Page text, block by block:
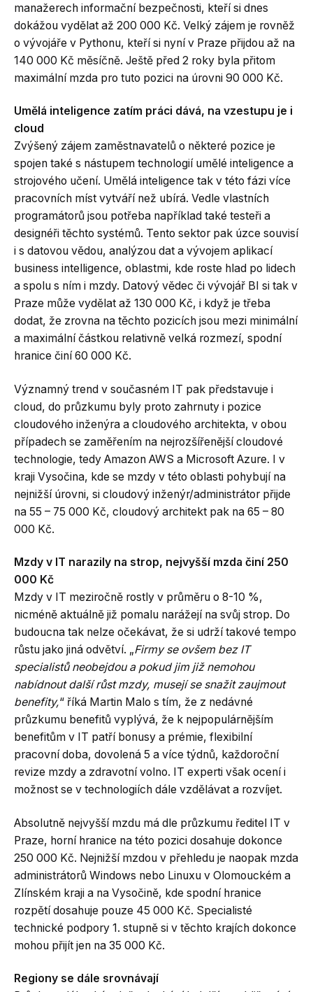
manažerech informační bezpečnosti, kteří si dnes
dokážou vydělat až 200 000 Kč. Velký zájem je rovněž
o vývojáře v Pythonu, kteří si nyní v Praze přijdou až na
140 000 Kč měsíčně. Ještě před 2 roky byla přitom
maximální mzda pro tuto pozici na úrovni 90 000 Kč.
Umělá inteligence zatím práci dává, na vzestupu je i
cloud
Zvýšený zájem zaměstnavatelů o některé pozice je
spojen také s nástupem technologií umělé inteligence a
strojového učení. Umělá inteligence tak v této fázi více
pracovních míst vytváří než ubírá. Vedle vlastních
programátorů jsou potřeba například také testeři a
designéři těchto systémů. Tento sektor pak úzce souvisí
i s datovou vědou, analýzou dat a vývojem aplikací
business intelligence, oblastmi, kde roste hlad po lidech
a spolu s ním i mzdy. Datový vědec či vývojář BI si tak v
Praze může vydělat až 130 000 Kč, i když je třeba
dodat, že zrovna na těchto pozicích jsou mezi minimální
a maximální částkou relativně velká rozmezí, spodní
hranice činí 60 000 Kč.
Významný trend v současném IT pak představuje i
cloud, do průzkumu byly proto zahrnuty i pozice
cloudového inženýra a cloudového architekta, v obou
případech se zaměřením na nejrozšířenější cloudové
technologie, tedy Amazon AWS a Microsoft Azure. I v
kraji Vysočina, kde se mzdy v této oblasti pohybují na
nejnižší úrovni, si cloudový inženýr/administrátor přijde
na 55 – 75 000 Kč, cloudový architekt pak na 65 – 80
000 Kč.
Mzdy v IT narazily na strop, nejvyšší mzda činí 250
000 Kč
Mzdy v IT meziročně rostly v průměru o 8-10 %,
nicméně aktuálně již pomalu narážejí na svůj strop. Do
budoucna tak nelze očekávat, že si udrží takové tempo
růstu jako jiná odvětví. „Firmy se ovšem bez IT
specialistů neobejdou a pokud jim již nemohou
nabídnout další růst mzdy, musejí se snažit zaujmout
benefity,“ říká Martin Malo s tím, že z nedávné
průzkumu benefitů vyplývá, že k nejpopulárnějším
benefitům v IT patří bonusy a prémie, flexibilní
pracovní doba, dovolená 5 a více týdnů, každoroční
revize mzdy a zdravotní volno. IT experti však ocení i
možnost se v technologiích dále vzdělávat a rozvíjet.
Absolutně nejvyšší mzdu má dle průzkumu ředitel IT v
Praze, horní hranice na této pozici dosahuje dokonce
250 000 Kč. Nejnižší mzdou v přehledu je naopak mzda
administrátorů Windows nebo Linuxu v Olomouckém a
Zlínském kraji a na Vysočině, kde spodní hranice
rozpětí dosahuje pouze 45 000 Kč. Specialisté
technické podpory 1. stupně si v těchto krajích dokonce
mohou přijít jen na 35 000 Kč.
Regiony se dále srovnávají